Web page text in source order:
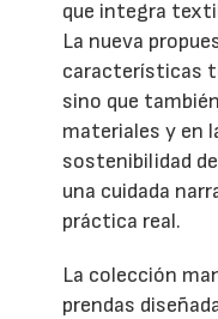
que integra
La nueva
características
sino que
materiales y en
sostenibilidad
una cuidada
práctica real.
La colección
prendas